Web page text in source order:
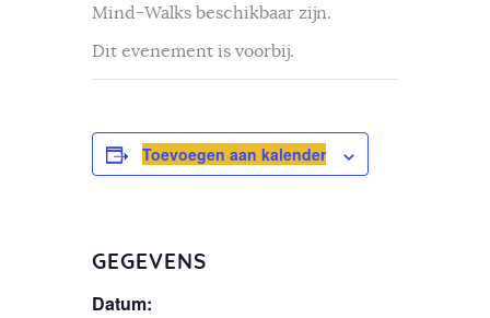
Mind-Walks beschikbaar zijn.
Dit evenement is voorbij.
Toevoegen aan kalender
GEGEVENS
Datum: